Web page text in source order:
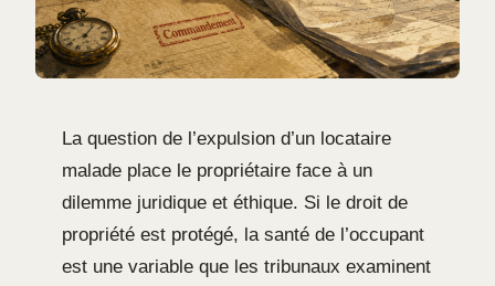
La question de l’expulsion d’un locataire
malade place le propriétaire face à un
dilemme juridique et éthique. Si le droit de
propriété est protégé, la santé de l’occupant
est une variable que les tribunaux examinent